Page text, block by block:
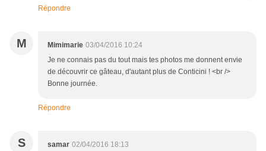
Répondre
M Mimimarie 03/04/2016 10:24
Je ne connais pas du tout mais tes photos me donnent envie
de découvrir ce gâteau, d'autant plus de Conticini ! <br />
Bonne journée.
Répondre
S samar 02/04/2016 18:13